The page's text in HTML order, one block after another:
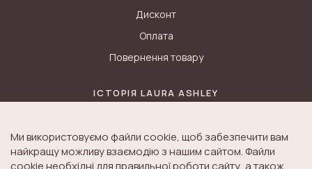
Дисконт
Оплата
Повернення товару
ІСТОРІЯ LAURA ASHLEY
Історія K&A
Історія Laura Ashley
Ми використовуємо файли cookie, щоб забезпечити вам
найкращу можливу взаємодію з нашим сайтом. Файли
cookie необхідні для правильної роботи сайту, а також